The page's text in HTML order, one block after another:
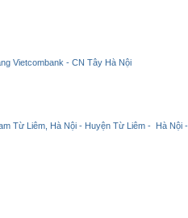
Vietcombank - CN Tây Hà Nội
Từ Liêm, Hà Nội - Huyện Từ Liêm - Hà Nội